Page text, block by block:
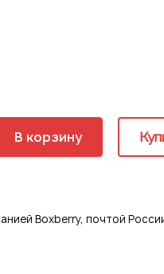
В корзину
Boxberry, почтой